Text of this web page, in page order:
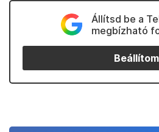
Állítsd be a
megbízható
Beállítom